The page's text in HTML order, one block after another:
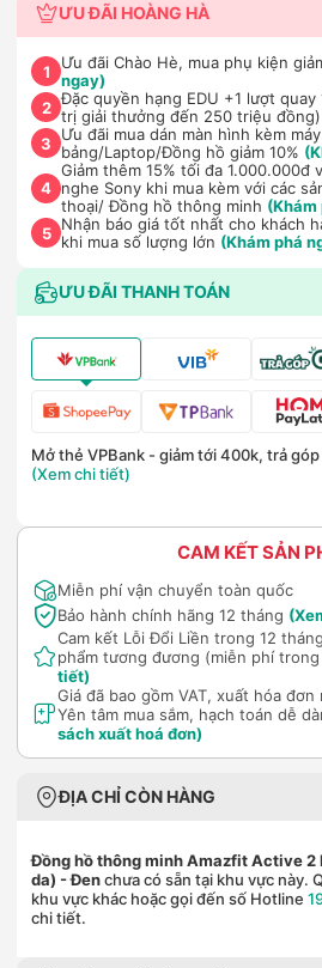
ƯU ĐÃI HOÀNG HÀ
1 Ưu đãi Chào Hè, mua phụ kiện
ngay)
2 Đặc quyền hạng EDU +1 lượt
trị giải thưởng đến 250 triệu đồng)
3
Ưu đãi mua dán màn hình kèm
bảng/Laptop/Đồng hồ giảm 10%
4
Giảm thêm 15% tối đa 1.000.000đ
nghe Sony khi mua kèm với các
thoại/ Đồng hồ thông minh (Khám
5 Nhận báo giá tốt nhất cho khách
khi mua số lượng lớn (Khám phá
ƯU ĐÃI THANH TOÁN
Mở thẻ VPBank - giảm tới 400k, trả
(Xem chi tiết)
CAM KẾT SẢN
Miễn phí vận chuyển toàn quốc
Bảo hành chính hãng 12 tháng
Cam kết Lỗi Đổi Liền trong 12
phẩm tương đương (miễn phí trong
tiết)
Giá đã bao gồm VAT, xuất hóa
Yên tâm mua sắm, hạch toán dễ
sách xuất hoá đơn)
ĐỊA CHỈ CÒN HÀNG
Đồng hồ thông minh Amazfit Active 2
da) - Đenchưa có sẵn tại khu vực này.
khu vực khác hoặc gọi đến số Hotline
chi tiết.